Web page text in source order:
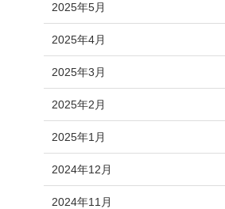
2025年5月
2025年4月
2025年3月
2025年2月
2025年1月
2024年12月
2024年11月